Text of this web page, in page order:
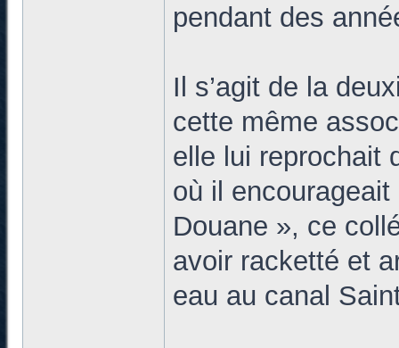
pendant des
Il s’agit de la
cette même
elle lui reprochait
où il
Douane », ce
avoir racketté et
eau au canal